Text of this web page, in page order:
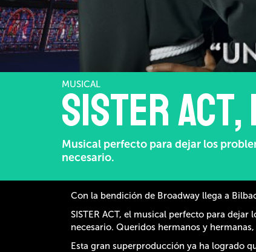
MUSICAL
Sister Act,
Musical perfecto para dejar los
necesario.
Con la bendición de Broadway llega a Bilbao
SISTER ACT, el musical perfecto para
necesario. Queridos hermanos y
Esta gran superproducción ya ha logrado